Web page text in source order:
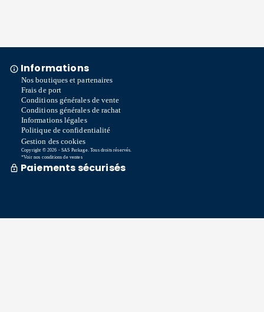
Informations
Nos boutiques et partenaires
Frais de port
Conditions générales de vente
Conditions générales de rachat
Informations légales
Politique de confidentialité
Gestion des cookies
Copyright © 2026 - SAS Parkage. Tous droits réservés.
*Voir nos conditions de ventes
Paiements sécurisés